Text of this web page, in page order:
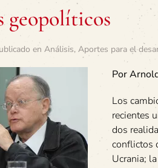
geopolíticos
en Análisis, Aportes para el
Por
Los
recientes
dos
conflictos
Ucrania;